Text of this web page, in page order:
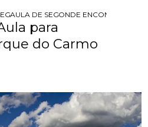
NO TRANSITO
AULA DE SEGURANCA NO TRANSITO
ONDE ENCONTRO
para
do Carmo